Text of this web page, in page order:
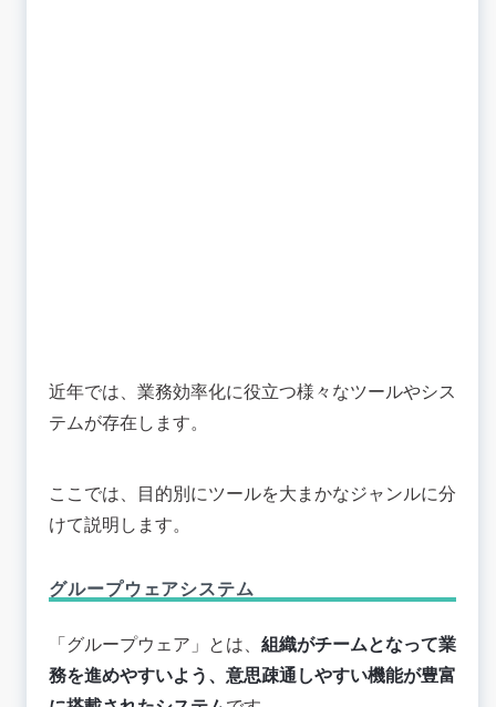
近年では、業務効率化に役立つ様々なツールやシス
テムが存在します。
ここでは、目的別にツールを大まかなジャンルに分
けて説明します。
グループウェアシステム
「グループウェア」とは、 組織がチームとなって業
務を進めやすいよう、意思疎通しやすい機能が豊富